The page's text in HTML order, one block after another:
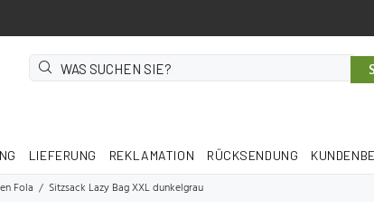
LIEFERUNG REKLAMATION RÜCKSENDUNG
Fola Sitzsack Lazy Bag XXL dunkelgrau